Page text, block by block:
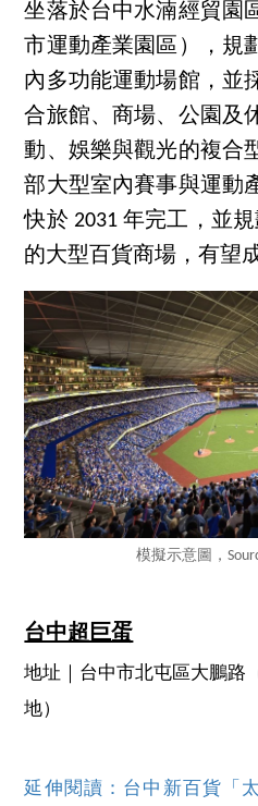
坐落於台中水湳經貿園
市運動產業園區），規
內多功能運動場館，並
合旅館、商場、公園及
動、娛樂與觀光的複合
部大型室內賽事與運動
快於 2031 年完工，並
的大型百貨商場，有望
模擬示意圖，
台中超巨蛋
地址｜台中市北屯區大鵬路
地）
延伸閱讀：台中新百貨「